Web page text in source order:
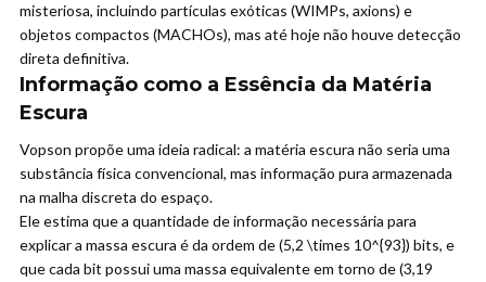
misteriosa, incluindo partículas exóticas (WIMPs, axions) e
objetos compactos (MACHOs), mas até hoje não houve detecção
direta definitiva.
Informação como a Essência da Matéria
Escura
Vopson propõe uma ideia radical: a matéria escura não seria uma
substância física convencional, mas informação pura armazenada
na malha discreta do espaço.
Ele estima que a quantidade de informação necessária para
explicar a massa escura é da ordem de (5,2 \times 10^{93}) bits, e
que cada bit possui uma massa equivalente em torno de (3,19